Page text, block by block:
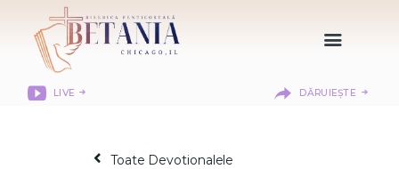
LIVE DĂRUIEȘTE
DESPRE NOI
Toate Devotionalele